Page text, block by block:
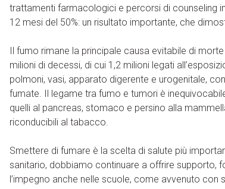
trattamenti farmacologici e percorsi di counseling
12 mesi del 50%: un risultato importante, che
Il fumo rimane la principale causa evitabile di
milioni di decessi, di cui 1,2 milioni legati
polmoni, vasi, apparato digerente e urogenitale,
fumate. Il legame tra fumo e tumori è
quelli al pancreas, stomaco e persino alla
riconducibili al tabacco.
Smettere di fumare è la scelta di salute più
sanitario, dobbiamo continuare a offrire supporto,
l’impegno anche nelle scuole, come avvenuto con